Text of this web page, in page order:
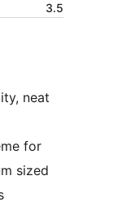
3.5
neat
for
sized